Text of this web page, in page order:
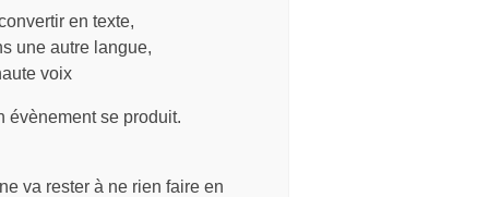
en texte,
une autre langue,
voix
évènement se produit.
va rester à ne rien faire en